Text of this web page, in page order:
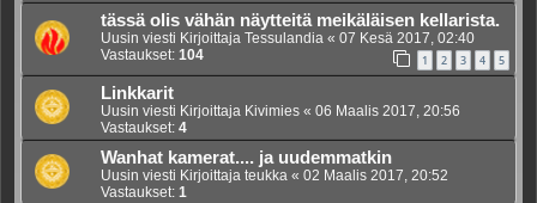
tässä olis vähän näytteitä meikäläisen kellarista.
Uusin viesti Kirjoittaja Tessulandia « 07 Kesä 2017, 02:40
Vastaukset: 104 1 2 3 4 5
Linkkarit
Uusin viesti Kirjoittaja Kivimies « 06 Maalis 2017, 20:56
Vastaukset: 4
Wanhat kamerat.... ja uudemmatkin
Uusin viesti Kirjoittaja teukka « 02 Maalis 2017, 20:52
Vastaukset: 1